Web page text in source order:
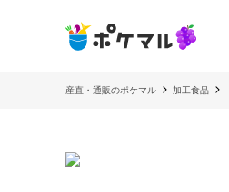
産直・通販のポケマル 加工食品